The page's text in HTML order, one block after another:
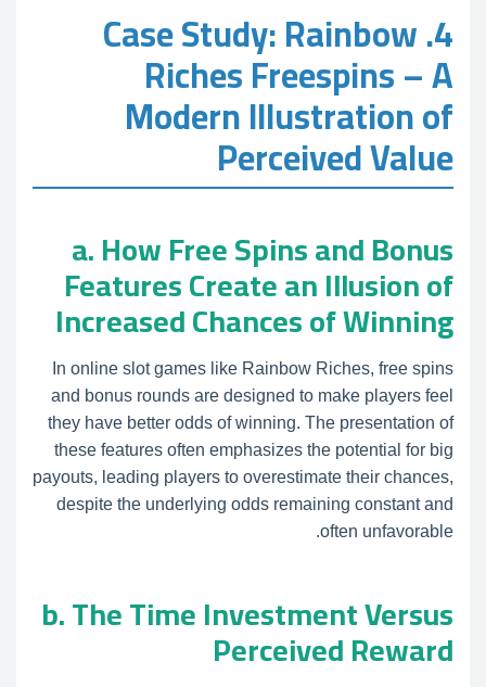
4. Case Study: Rainbow
Riches Freespins – A
Modern Illustration of
Perceived Value
a. How Free Spins and Bonus
Features Create an Illusion of
Increased Chances of Winning
In online slot games like Rainbow Riches, free spins
and bonus rounds are designed to make players feel
they have better odds of winning. The presentation of
these features often emphasizes the potential for big
payouts, leading players to overestimate their chances,
despite the underlying odds remaining constant and
often unfavorable.
b. The Time Investment Versus
Perceived Reward